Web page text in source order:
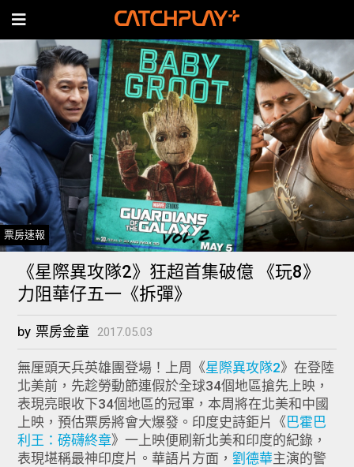
票房速報
《星際異攻隊2》狂超首集破億 《玩8》
力阻華仔五一《拆彈》
by 票房金童 2017.05.03
無厘頭天兵英雄團登場！上周《星際異攻隊2》在登陸
北美前，先趁勞動節連假於全球34個地區搶先上映，
表現亮眼收下34個地區的冠軍，本周將在北美和中國
上映，預估票房將會大爆發。印度史詩鉅片《 巴霍巴
利王：磅礴終章》一上映便刷新北美和印度的紀錄，
表現堪稱最神印度片。華語片方面，劉德華主演的警